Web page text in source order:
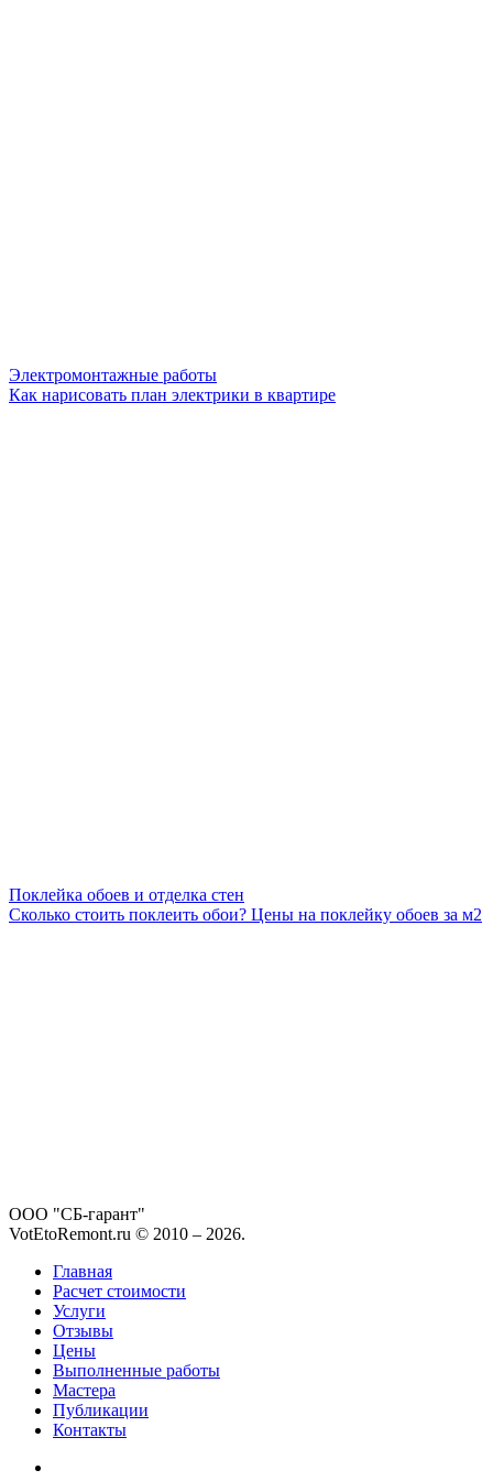
Электромонтажные работы
Как нарисовать план электрики в квартире
Поклейка обоев и отделка стен
Сколько стоить поклеить обои? Цены на поклейку обоев за м2
ООО "СБ-гарант"
VotEtoRemont.ru © 2010 – 2026.
Главная
Расчет стоимости
Услуги
Отзывы
Цены
Выполненные работы
Мастера
Публикации
Контакты